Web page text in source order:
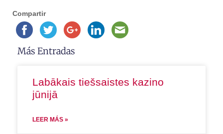
Compartir
Más Entradas
Labākais tiešsaistes kazino
jūnijā
LEER MÁS »